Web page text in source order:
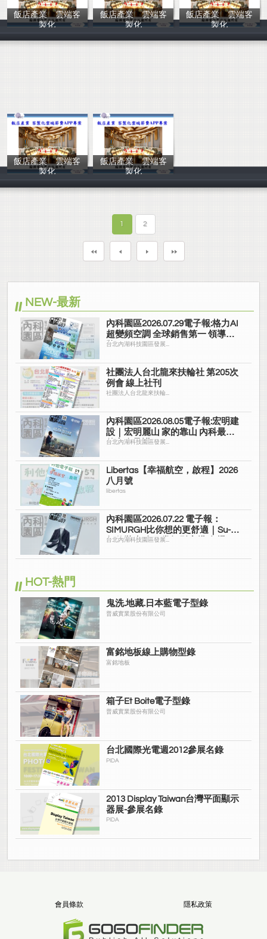
飯店產業 雲端客
製化
翰樺電信
飯店產業 雲端客
製化
翰樺電信
飯店產業 雲端客
製化
翰樺電信
飯店產業 雲端客
製化
翰樺電信
飯店產業 雲端客
製化
翰樺電信
1 2
NEW-最新
內科園區2026.07.29電子報:格力AI
超變頻空調 全球銷售第一 領導品
牌
台北內湖科技園區發展...
社團法人台北龍來扶輪社 第205次
例會 線上社刊
社團法人台北龍來扶輪...
內科園區2026.08.05電子報:宏明建
設｜宏明麗山 家的靠山 內科最高
的安全承諾
台北內湖科技園區發展...
Libertas【幸福航空，啟程】2026
八月號
libertas
內科園區2026.07.22 電子報：
SIMURGH比你想的更舒適｜Su-Si
舒仕裝 都會日常輕鬆穿搭 免燙可
台北內湖科技園區發展...
HOT-熱門
鬼洗.地藏.日本藍電子型錄
普威實業股份有限公司
富銘地板線上購物型錄
富銘地板
箱子Et Boite電子型錄
普威實業股份有限公司
台北國際光電週2012參展名錄
PIDA
2013 Display Taiwan台灣平面顯示
器展-參展名錄
PIDA
會員條款 隱私政策